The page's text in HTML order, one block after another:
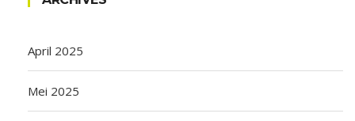
April 2025
Mei 2025